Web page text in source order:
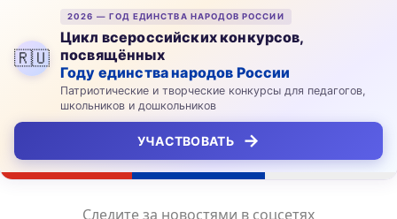
🇷🇺
2026 — ГОД ЕДИНСТВА НАРОДОВ РОССИИ
Цикл всероссийских конкурсов,
посвящённых
Году единства народов России
Патриотические и творческие конкурсы для педагогов,
школьников и дошкольников
УЧАСТВОВАТЬ →
Следите за новостями в соцсетях